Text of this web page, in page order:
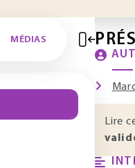
MÉDIAS
Lire